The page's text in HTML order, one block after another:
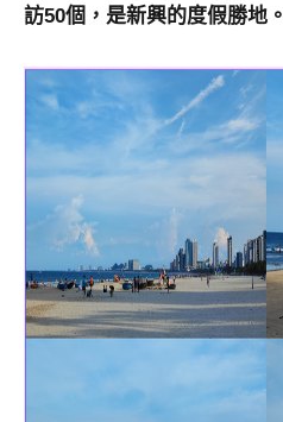
訪50個，是新興的度假勝地。